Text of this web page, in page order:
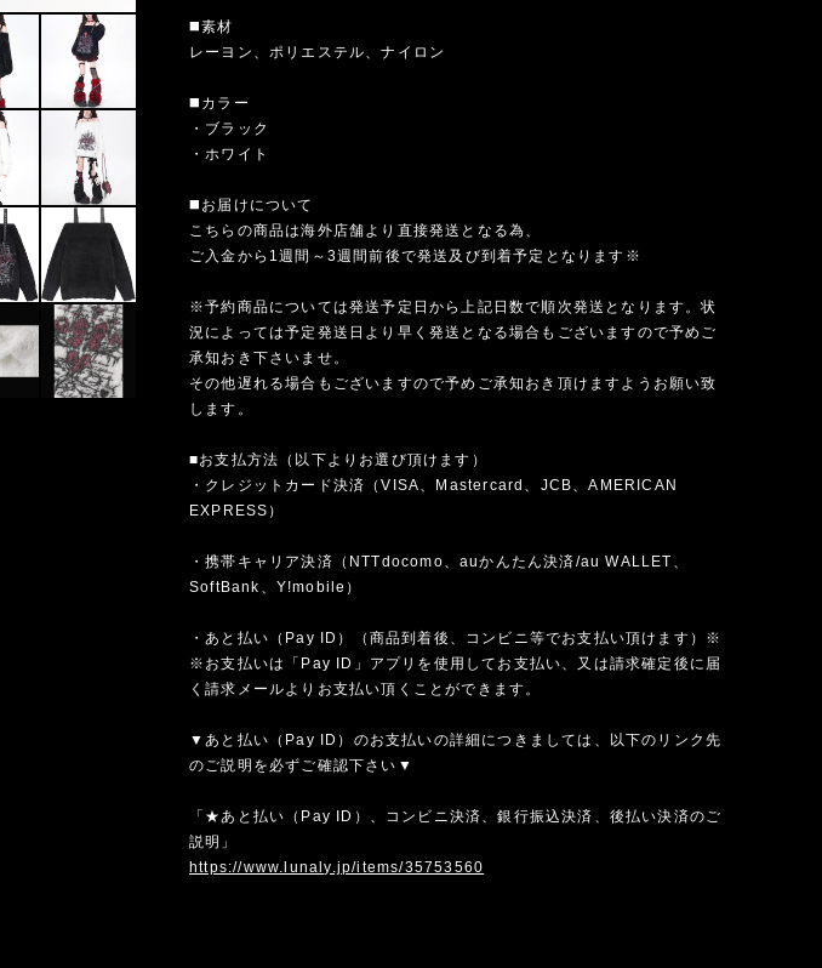
◼️素材
レーヨン、ポリエステル、ナイロン
◼️カラー
・ブラック
・ホワイト
◼️お届けについて
こちらの商品は海外店舗より直接発送となる為、
ご入金から1週間～3週間前後で発送及び到着予定となります※
※予約商品については発送予定日から上記日数で順次発送となります。状
況によっては予定発送日より早く発送となる場合もございますので予めご
承知おき下さいませ。
その他遅れる場合もございますので予めご承知おき頂けますようお願い致
します。
■お支払方法（以下よりお選び頂けます）
・クレジットカード決済（VISA、Mastercard、JCB、AMERICAN
EXPRESS）
・携帯キャリア決済（NTTdocomo、auかんたん決済/au WALLET、
SoftBank、Y!mobile）
・あと払い（Pay ID）（商品到着後、コンビニ等でお支払い頂けます）※
※お支払いは「Pay ID」アプリを使用してお支払い、又は請求確定後に届
く請求メールよりお支払い頂くことができます。
▼あと払い（Pay ID）のお支払いの詳細につきましては、以下のリンク先
のご説明を必ずご確認下さい▼
「★あと払い（Pay ID）、コンビニ決済、銀行振込決済、後払い決済のご
説明」
https://www.lunaly.jp/items/35753560